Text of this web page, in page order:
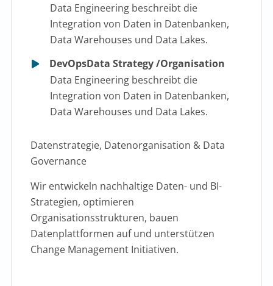
Data Engineering beschreibt die
Integration von Daten in Datenbanken,
Data Warehouses und Data Lakes.
DevOpsData Strategy /Organisation
Data Engineering beschreibt die
Integration von Daten in Datenbanken,
Data Warehouses und Data Lakes.
Datenstrategie, Datenorganisation & Data
Governance
Wir entwickeln nachhaltige Daten- und BI-
Strategien, optimieren
Organisationsstrukturen, bauen
Datenplattformen auf und unterstützen
Change Management Initiativen.